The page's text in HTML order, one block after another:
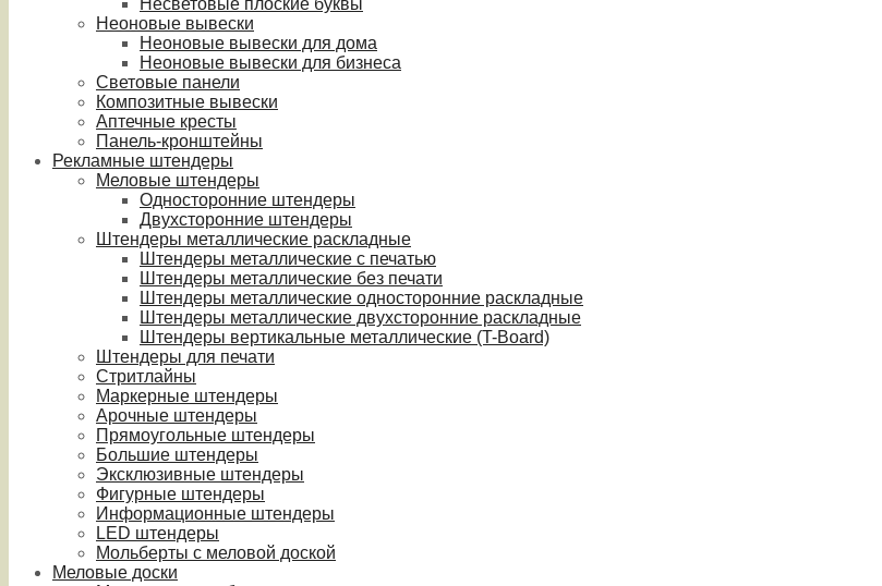
Несветовые плоские буквы
Неоновые вывески
Неоновые вывески для дома
Неоновые вывески для бизнеса
Световые панели
Композитные вывески
Аптечные кресты
Панель-кронштейны
Рекламные штендеры
Меловые штендеры
Односторонние штендеры
Двухсторонние штендеры
Штендеры металлические раскладные
Штендеры металлические с печатью
Штендеры металлические без печати
Штендеры металлические односторонние раскладные
Штендеры металлические двухсторонние раскладные
Штендеры вертикальные металлические (T-Board)
Штендеры для печати
Стритлайны
Маркерные штендеры
Арочные штендеры
Прямоугольные штендеры
Большие штендеры
Эксклюзивные штендеры
Фигурные штендеры
Информационные штендеры
LED штендеры
Мольберты с меловой доской
Меловые доски